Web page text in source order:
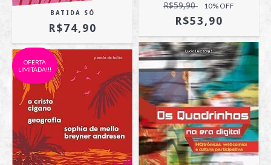
BATIDA SÓ
R$74,90
R$59,90 10% OFF
R$53,90
OFERTA
LIMITADA!!!